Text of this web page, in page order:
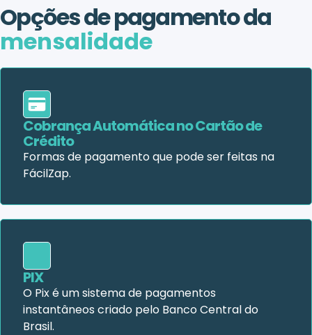
Opções de pagamento da
mensalidade
Cobrança Automática no Cartão de
Crédito
Formas de pagamento que pode ser feitas na
FácilZap.
PIX
O Pix é um sistema de pagamentos
instantâneos criado pelo Banco Central do
Brasil.